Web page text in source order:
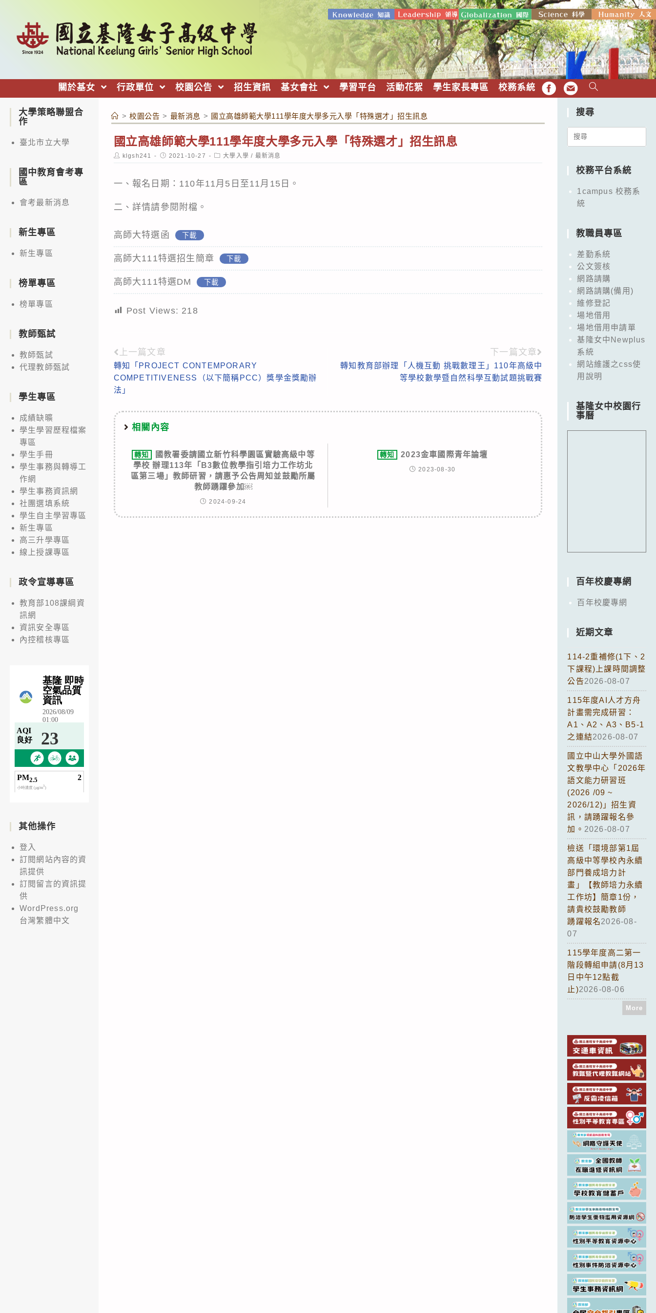
關於基女 行政單位 校園公告 招生資訊 基女會社 學習平台 活動花絮 學生家長專區 校務系統 FB EMAIL
> 校園公告 > 最新消息 > 國立高雄師範大學111學年度大學多元入學「特殊選才」招生訊息
國立高雄師範大學111學年度大學多元入學「特殊選才」招生訊息
Post
author:
klgsh241
Post
published:
2021-10-27
Post
category:
大學入學 / 最新消息
一、報名日期：110年11月5日至11月15日。
二、詳情請參閱附檔。
高師大特選函 下載
高師大111特選招生簡章 下載
高師大111特選DM 下載
Post Views: 218
Read
more
articles
上一篇文章
轉知「PROJECT CONTEMPORARY
COMPETITIVENESS（以下簡稱PCC）獎學金獎勵辦
法」
下一篇文章
轉知教育部辦理「人機互動 挑戰數理王」110年高級中
等學校數學暨自然科學互動試題挑戰賽
相關內容
轉知
國教署委請國立新竹科學園區實驗高級中等
學校 辦理113年「B3數位教學指引培力工作坊北
區第三場」教師研習，請惠予公告周知並鼓勵所屬
教師踴躍參加￼
2024-09-24
轉知 2023金車國際青年論壇
2023-08-30
大學策略聯盟合
作
臺北市立大學
國中教育會考專
區
會考最新消息
新生專區
新生專區
榜單專區
榜單專區
教師甄試
教師甄試
代理教師甄試
學生專區
成績缺曠
學生學習歷程檔案
專區
學生手冊
學生事務與轉導工
作網
學生事務資訊網
社團選填系統
學生自主學習專區
新生專區
高三升學專區
線上授課專區
政令宣導專區
教育部108課綱資
訊網
資訊安全專區
內控稽核專區
其他操作
登入
訂閱網站內容的資
訊提供
訂閱留言的資訊提
供
WordPress.org
台灣繁體中文
搜尋
Search
校務平台系統
1campus 校務系
統
教職員專區
差勤系統
公文簽核
網路請購
網路請購(備用)
維修登記
場地借用
場地借用申請單
基隆女中Newplus
系統
網站維護之css使
用說明
基隆女中校園行
事曆
百年校慶專網
百年校慶專網
近期文章
114-2重補修(1下、2
下課程)上課時間調整
公告2026-08-07
115年度AI人才方舟
計畫需完成研習：
A1、A2、A3、B5-1
之連結2026-08-07
國立中山大學外國語
文教學中心「2026年
語文能力研習班
(2026 /09 ~
2026/12)」招生資
訊，請踴躍報名參
加。 2026-08-07
檢送「環境部第1屆
高級中等學校內永續
部門養成培力計
畫」【教師培力永續
工作坊】簡章1份，
請貴校鼓勵教師
踴躍報名2026-08-
07
115學年度高二第一
階段轉組申請(8月13
日中午12點截
止)2026-08-06
More